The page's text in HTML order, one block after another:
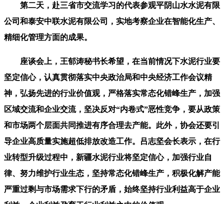
第二天，赴三省市交流学习的代表参观平阴山水水泥有限
公司和泰安中联水泥有限公司，实地考察企业在智能化生产、
精细化管理方面的成果。
座谈会上，王郁涛秘书长希望，在当前情况下水泥行业要
坚定信心，认真贯彻落实中央政治局和中央经济工作会议精
神，弘扬先进的行业价值观，严格落实常态化错峰生产，加强
区域交流和企业交流，坚决反对“内卷式”恶性竞争，要从政策
和市场两个层面共同推进有序合理去产能。此外，协会还要引
导企业高质量实施超低排放改造工作。吕志坚会长表示，在行
业转型升级过程中，新疆水泥行业将坚定信心，加强行业自
律、努力维护行业生态，坚持常态化错峰生产，积极化解产能
严重过剩与市场需求下行的矛盾，始终坚持行业利益高于企业